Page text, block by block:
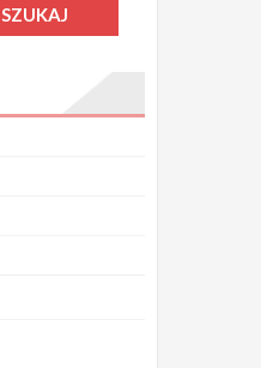
SZUKAJ